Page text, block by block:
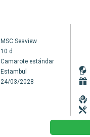
MSC Seaview
10 d
Camarote estándar
Estambul
24/03/2028